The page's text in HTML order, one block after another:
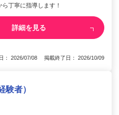
丁寧に指導します！
詳細を見る
： 2026/07/08 掲載終了日： 2026/10/09
験者）